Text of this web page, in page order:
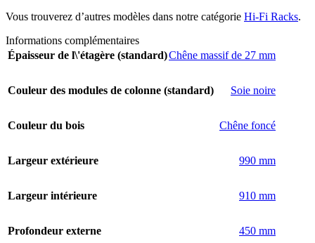
Vous trouverez d’autres modèles dans notre catégorie Hi-Fi Racks.
Informations complémentaires
Épaisseur de l\'étagère (standard)Chêne massif de 27 mm
Couleur des modules de colonne (standard) Soie noire
Couleur du bois Chêne foncé
Largeur extérieure 990 mm
Largeur intérieure 910 mm
Profondeur externe 450 mm